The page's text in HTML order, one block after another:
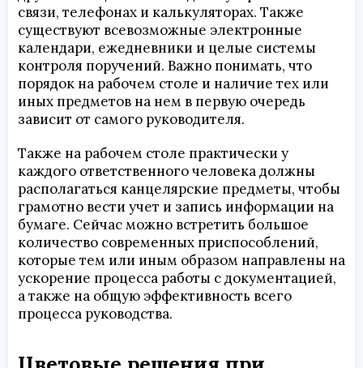
связи, телефонах и калькуляторах. Также
существуют всевозможные электронные
календари, ежедневники и целые системы
контроля поручений. Важно понимать, что
порядок на рабочем столе и наличие тех или
иных предметов на нем в первую очередь
зависит от самого руководителя.
Также на рабочем столе практически у
каждого ответственного человека должны
располагаться канцелярские предметы, чтобы
грамотно вести учет и запись информации на
бумаге. Сейчас можно встретить большое
количество современных приспособлений,
которые тем или иным образом направлены на
ускорение процесса работы с документацией,
а также на общую эффективность всего
процесса руководства.